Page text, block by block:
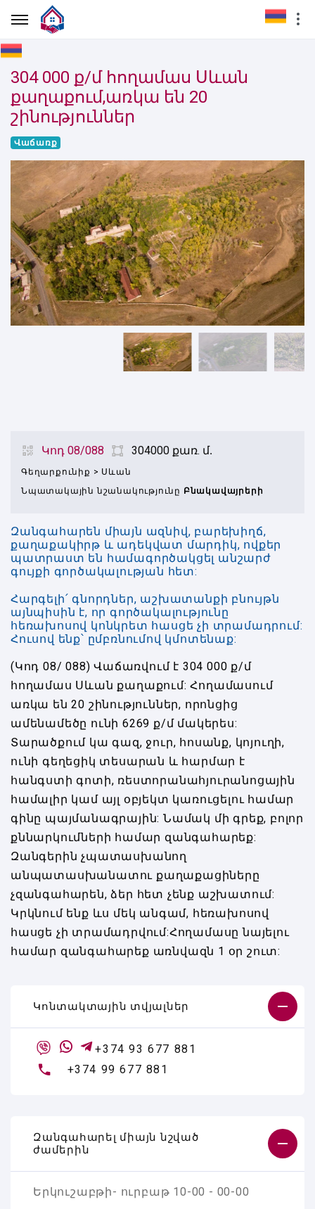
304 000 ք/մ հողամաս Սևան
քաղաքում,առկա են 20
շինություններ
Վաճառք
Կոդ 08/088 304000 քառ. մ․
Գեղարքունիք > Սևան
Նպատակային նշանակությունը Բնակավայրերի
Զանգահարեն միայն ազնիվ, բարեխիղճ,
քաղաքակիրթ և ադեկվատ մարդիկ, ովքեր
պատրաստ են համագործակցել անշարժ
գույքի գործակալության հետ:
Հարգելի՛ գնորդներ, աշխատանքի բնույթն
այնպիսին է, որ գործակալությունը
հեռախոսով կոնկրետ հասցե չի տրամադրում:
Հուսով ենք՝ ըմբռնումով կմոտենաք:
(Կոդ 08/ 088) Վաճառվում է 304 000 ք/մ
հողամաս Սևան քաղաքում: Հողամասում
առկա են 20 շինություններ, որոնցից
ամենամեծը ունի 6269 ք/մ մակերես:
Տարածքում կա գազ, ջուր, հոսանք, կոյուղի,
ունի գեղեցիկ տեսարան և հարմար է
հանգստի գոտի, ռեստորանահյուրանոցային
համալիր կամ այլ օբյեկտ կառուցելու համար
գինը պայմանագրային: Նամակ մի գրեք, բոլոր
քննարկումների համար զանգահարեք:
Զանգերին չպատասխանող
անպատասխանատու քաղաքացիները
չզանգահարեն, ձեր հետ չենք աշխատում:
Կրկնում ենք ևս մեկ անգամ, հեռախոսով
հասցե չի տրամադրվում:Հողամասը նայելու
համար զանգահարեք առնվազն 1 օր շուտ:
Կոնտակտային տվյալներ
+374 93 677 881
+374 99 677 881
Զանգահարել միայն նշված
ժամերին
Երկուշաբթի- ուրբաթ 10-00 - 00-00